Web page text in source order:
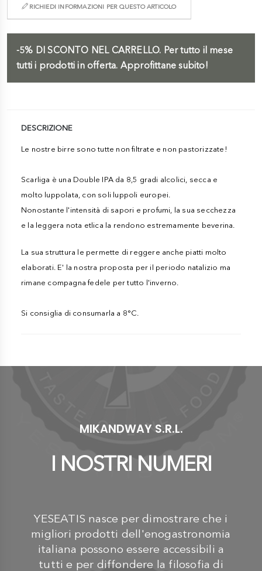
RICHIEDI INFORMAZIONI PER QUESTO ARTICOLO
-5% DI SCONTO NEL CARRELLO. Per tutto il mese
tutti i prodotti in offerta. Approfittane subito!
DESCRIZIONE
Le nostre birre sono tutte non filtrate e non pastorizzate!
Scarliga è una Double IPA da 8,5 gradi alcolici, secca e
molto luppolata, con soli luppoli europei.
Nonostante l'intensità di sapori e profumi, la sua secchezza
e la leggera nota etlica la rendono estremamente beverina.
La sua struttura le permette di reggere anche piatti molto
elaborati. E' la nostra proposta per il periodo natalizio ma
rimane compagna fedele per tutto l'inverno.
Si consiglia di consumarla a 8°C.
MIKANDWAY S.R.L.
I NOSTRI NUMERI
YESEATIS nasce per dimostrare che i
migliori prodotti dell'enogastronomia
italiana possono essere accessibili a
tutti e per diffondere la filosofia di